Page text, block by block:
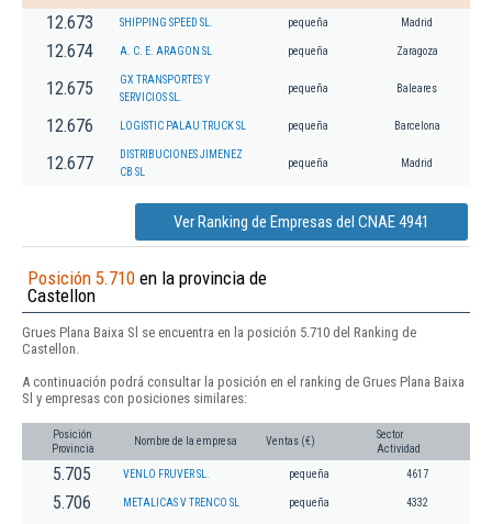
12.673 SHIPPING SPEED SL. pequeña Madrid
12.674 A. C. E. ARAGON SL pequeña Zaragoza
12.675
GX TRANSPORTES Y
SERVICIOS SL.
pequeña Baleares
12.676 LOGISTIC PALAU TRUCK SL pequeña Barcelona
12.677
DISTRIBUCIONES JIMENEZ
CB SL
pequeña Madrid
Ver Ranking de Empresas del CNAE 4941
Posición 5.710 en la provincia de
Castellon
Grues Plana Baixa Sl se encuentra en la posición 5.710 del Ranking de
Castellon.
A continuación podrá consultar la posición en el ranking de Grues Plana Baixa
Sl y empresas con posiciones similares:
Posición
Provincia
Nombre de la empresa Ventas (€)
Sector
Actividad
5.705 VENLO FRUVER SL. pequeña 4617
5.706 METALICAS V TRENCO SL pequeña 4332